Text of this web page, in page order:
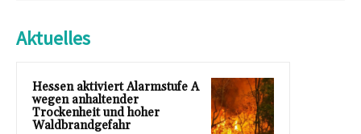
Aktuelles
Hessen aktiviert Alarmstufe A
wegen anhaltender
Trockenheit und hoher
Waldbrandgefahr